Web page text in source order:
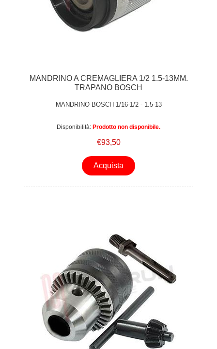
MANDRINO A CREMAGLIERA 1/2 1.5-13MM.
TRAPANO BOSCH
MANDRINO BOSCH 1/16-1/2 - 1.5-13
Disponibilità: Prodotto non disponibile.
€93,50
Acquista